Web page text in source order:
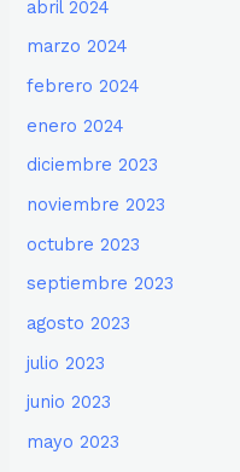
abril 2024
marzo 2024
febrero 2024
enero 2024
diciembre 2023
noviembre 2023
octubre 2023
septiembre 2023
agosto 2023
julio 2023
junio 2023
mayo 2023